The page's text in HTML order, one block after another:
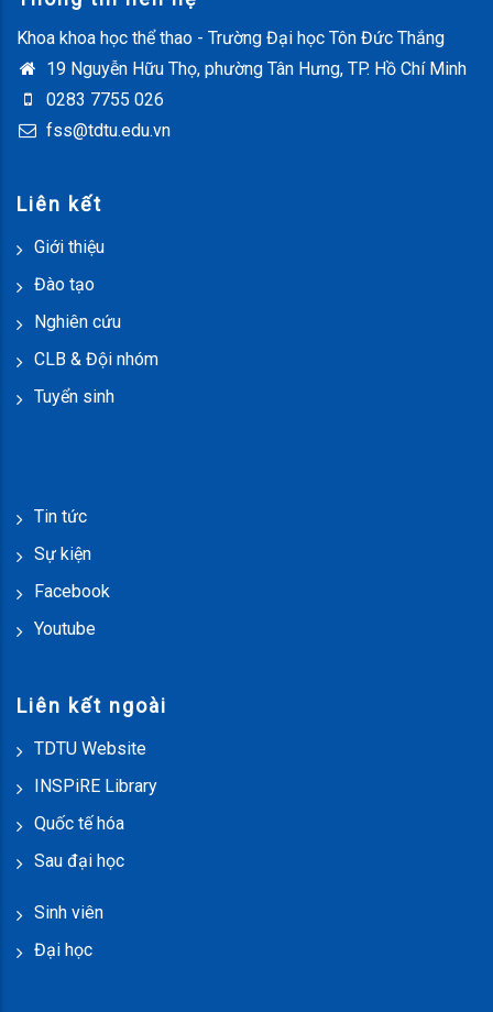
Khoa khoa học thể thao - Trường Đại học Tôn Đức Thắng
19 Nguyễn Hữu Thọ, phường Tân Hưng, TP. Hồ Chí Minh
0283 7755 026
fss@tdtu.edu.vn
Liên kết
Giới thiệu
Đào tạo
Nghiên cứu
CLB & Đội nhóm
Tuyển sinh
Tin tức
Sự kiện
Facebook
Youtube
Liên kết ngoài
TDTU Website
INSPiRE Library
Quốc tế hóa
Sau đại học
Sinh viên
Đại học